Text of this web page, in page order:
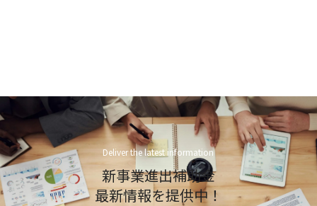
Deliver the latest information
新事業進出補助金
最新情報を提供中！